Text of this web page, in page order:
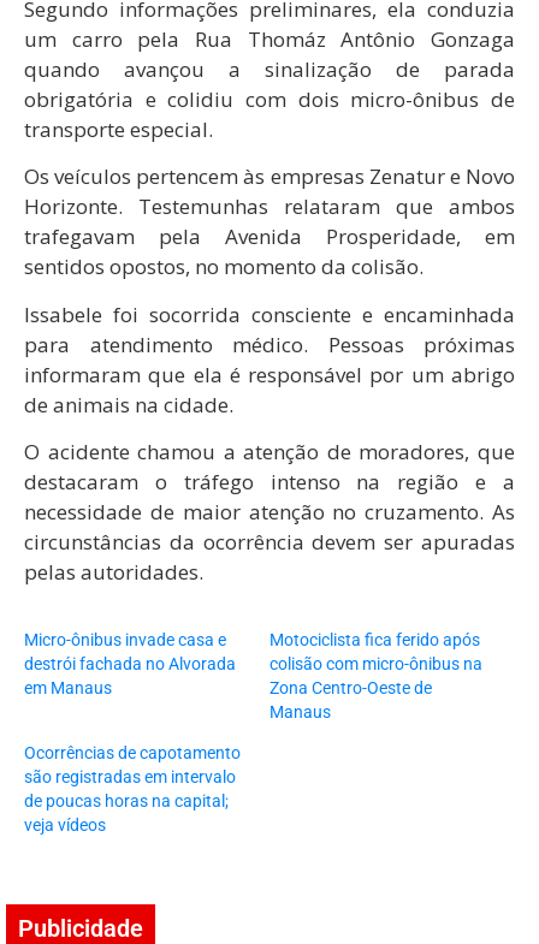
Segundo informações preliminares, ela conduzia
um carro pela Rua Thomáz Antônio Gonzaga
quando avançou a sinalização de parada
obrigatória e colidiu com dois micro-ônibus de
transporte especial.
Os veículos pertencem às empresas Zenatur e Novo
Horizonte. Testemunhas relataram que ambos
trafegavam pela Avenida Prosperidade, em
sentidos opostos, no momento da colisão.
Issabele foi socorrida consciente e encaminhada
para atendimento médico. Pessoas próximas
informaram que ela é responsável por um abrigo
de animais na cidade.
O acidente chamou a atenção de moradores, que
destacaram o tráfego intenso na região e a
necessidade de maior atenção no cruzamento. As
circunstâncias da ocorrência devem ser apuradas
pelas autoridades.
Micro-ônibus invade casa e
destrói fachada no Alvorada
em Manaus
Motociclista fica ferido após
colisão com micro-ônibus na
Zona Centro-Oeste de
Manaus
Ocorrências de capotamento
são registradas em intervalo
de poucas horas na capital;
veja vídeos
Publicidade